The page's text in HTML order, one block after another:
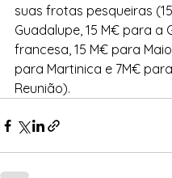
suas frotas pesqueiras
Guadalupe, 15 M€ para a
francesa, 15 M€ para
para Martinica e 7M€
Reunião).